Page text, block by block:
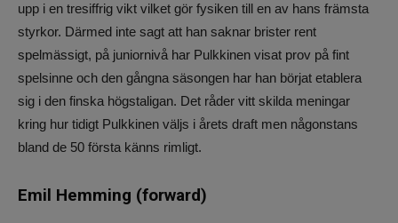
upp i en tresiffrig vikt vilket gör fysiken till en av hans främsta
styrkor. Därmed inte sagt att han saknar brister rent
spelmässigt, på juniornivå har Pulkkinen visat prov på fint
spelsinne och den gångna säsongen har han börjat etablera
sig i den finska högstaligan. Det råder vitt skilda meningar
kring hur tidigt Pulkkinen väljs i årets draft men någonstans
bland de 50 första känns rimligt.
Emil Hemming (forward)